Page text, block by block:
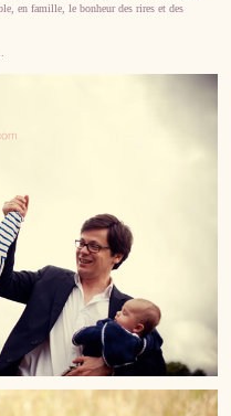
en famille, le bonheur des rires et des